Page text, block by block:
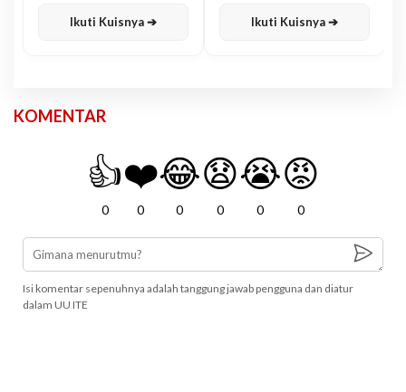
Ikuti Kuisnya ➔ Ikuti Kuisnya ➔
KOMENTAR
👍
0
❤️
0
😂
0
😧
0
😭
0
😡
0
Isi komentar sepenuhnya adalah tanggung jawab pengguna dan diatur
dalam UU ITE